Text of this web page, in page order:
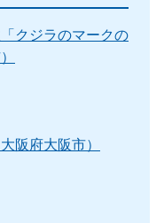
クジラのマークの
阪府大阪市）